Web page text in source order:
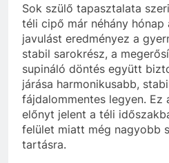
Sok szülő tapasztalata
téli cipő már néhány
javulást eredményez a
stabil sarokrész, a
supináló döntés együtt
járása harmonikusabb,
fájdalommentes legyen. Ez
előnyt jelent a téli
felület miatt még nagyobb
tartásra.